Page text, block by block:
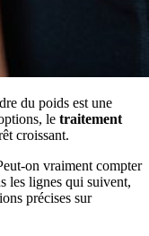
du poids est une
le traitement
croissant.
on vraiment compter
les lignes qui suivent,
précises sur